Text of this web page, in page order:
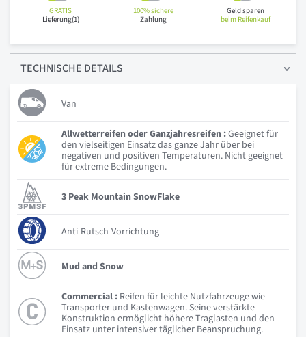
GRATIS
Lieferung(1)
100% sichere
Zahlung
Geld sparen
beim Reifenkauf
TECHNISCHE DETAILS
Van
Allwetterreifen oder Ganzjahresreifen :Geeignet für
den vielseitigen Einsatz das ganze Jahr über bei
negativen und positiven Temperaturen. Nicht geeignet
für extreme Bedingungen.
3 Peak Mountain SnowFlake
Anti-Rutsch-Vorrichtung
Mud and Snow
Commercial : Reifen für leichte Nutzfahrzeuge wie
Transporter und Kastenwagen. Seine verstärkte
Konstruktion ermöglicht höhere Traglasten und den
Einsatz unter intensiver täglicher Beanspruchung.